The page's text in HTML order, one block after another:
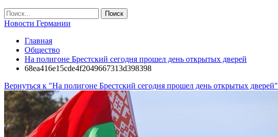
Новости Германии
Главная
Общество
На полигоне Брестский сегодня прошел день открытых дверей
68ea416e15cde4f2049667313d398398
Вернуться к "На полигоне Брестский сегодня прошел день открытых дверей"